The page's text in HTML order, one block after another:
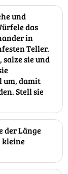
und
das
in
Teller.
sie und
um, damit
Stell sie
der Länge
kleine